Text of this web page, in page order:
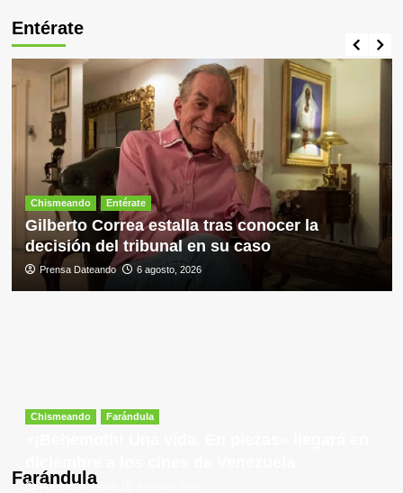
Entérate
Chismeando Entérate
Gilberto Correa estalla tras conocer la
decisión del tribunal en su caso
Prensa Dateando 6 agosto, 2026
Farándula
Chismeando Farándula
Prensa Dateando